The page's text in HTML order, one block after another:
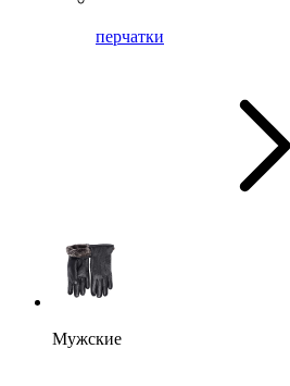
перчатки
Мужские